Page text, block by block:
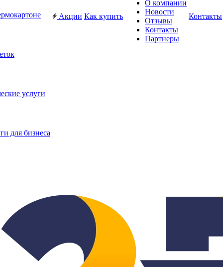
услуги
для бизнеса
Акции Как купить
О компании
Новости
Отзывы
Контакты
Партнеры
Контакты